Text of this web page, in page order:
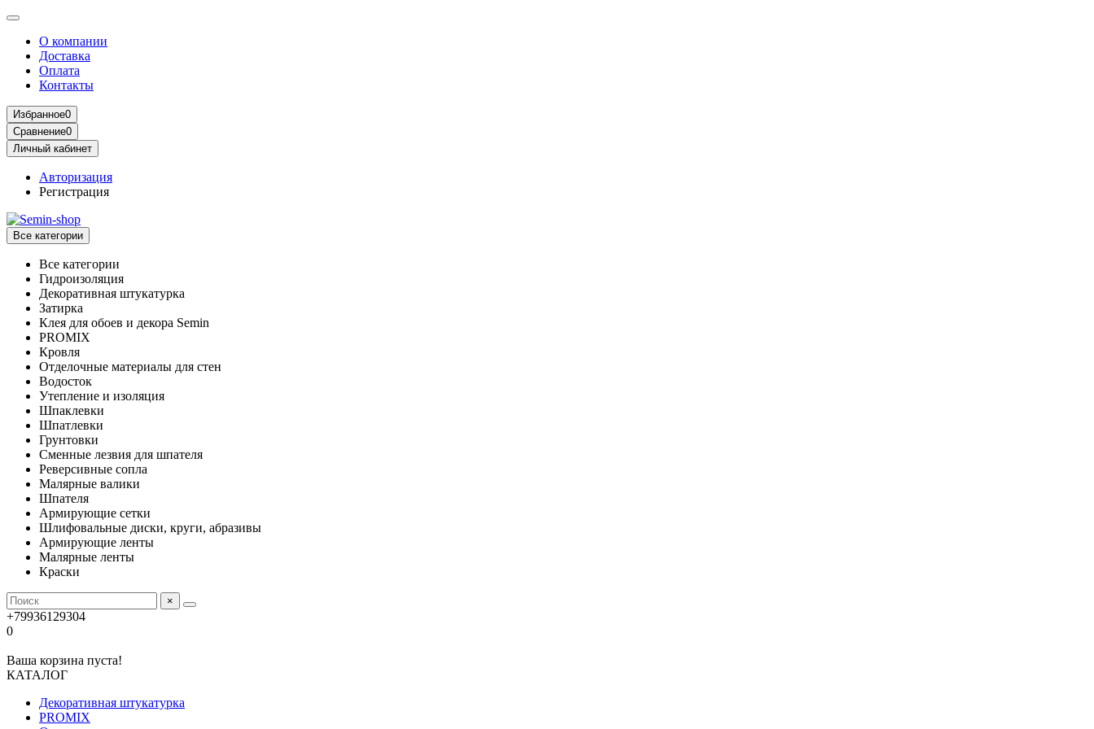
О компании
Доставка
Оплата
Контакты
Избранное0
Сравнение0
Личный кабинет
Авторизация
Регистрация
Все категории
Все категории
Гидроизоляция
Декоративная штукатурка
Затирка
Клея для обоев и декора Semin
PROMIX
Кровля
Отделочные материалы для стен
Водосток
Утепление и изоляция
Шпаклевки
Шпатлевки
Грунтовки
Сменные лезвия для шпателя
Реверсивные сопла
Малярные валики
Шпателя
Армирующие сетки
Шлифовальные диски, круги, абразивы
Армирующие ленты
Малярные ленты
Краски
×
+79936129304
0
Ваша корзина пуста!
КАТАЛОГ
Декоративная штукатурка
PROMIX